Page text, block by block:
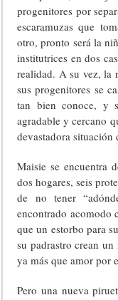
progenitores por
escaramuzas que
otro, pronto será la
institutrices en dos
realidad. A su vez, la
sus progenitores se
tan bien conoce, y
agradable y cercano
devastadora situación
Maisie se encuentra
dos hogares, seis
de no tener
encontrado acomodo
que un estorbo para
su padrastro crean
ya más que amor por
Pero una nueva